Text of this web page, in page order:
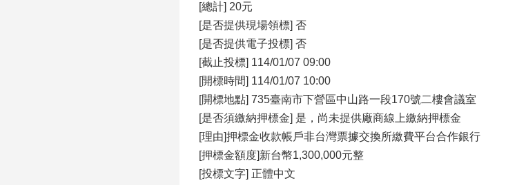
[總計] 20元
[是否提供現場領標] 否
[是否提供電子投標] 否
[截止投標] 114/01/07 09:00
[開標時間] 114/01/07 10:00
[開標地點] 735臺南市下營區中山路一段170號二樓會議室
[是否須繳納押標金] 是，尚未提供廠商線上繳納押標金
[理由]押標金收款帳戶非台灣票據交換所繳費平台合作銀行
[押標金額度]新台幣1,300,000元整
[投標文字] 正體中文